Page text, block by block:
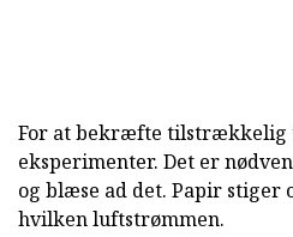
For at bekræfte tilstrækkelig
eksperimenter. Det er
og blæse ad det. Papir stiger
hvilken luftstrømmen.